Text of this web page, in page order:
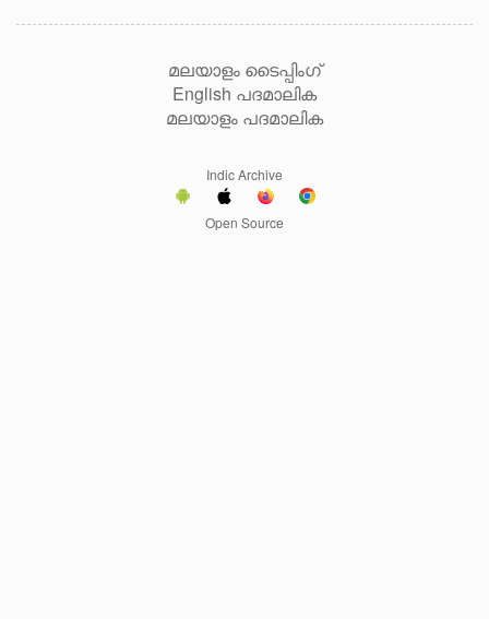
മലയാളം ടൈപ്പിംഗ്
English പദമാലിക
മലയാളം പദമാലിക
Indic Archive
Open Source